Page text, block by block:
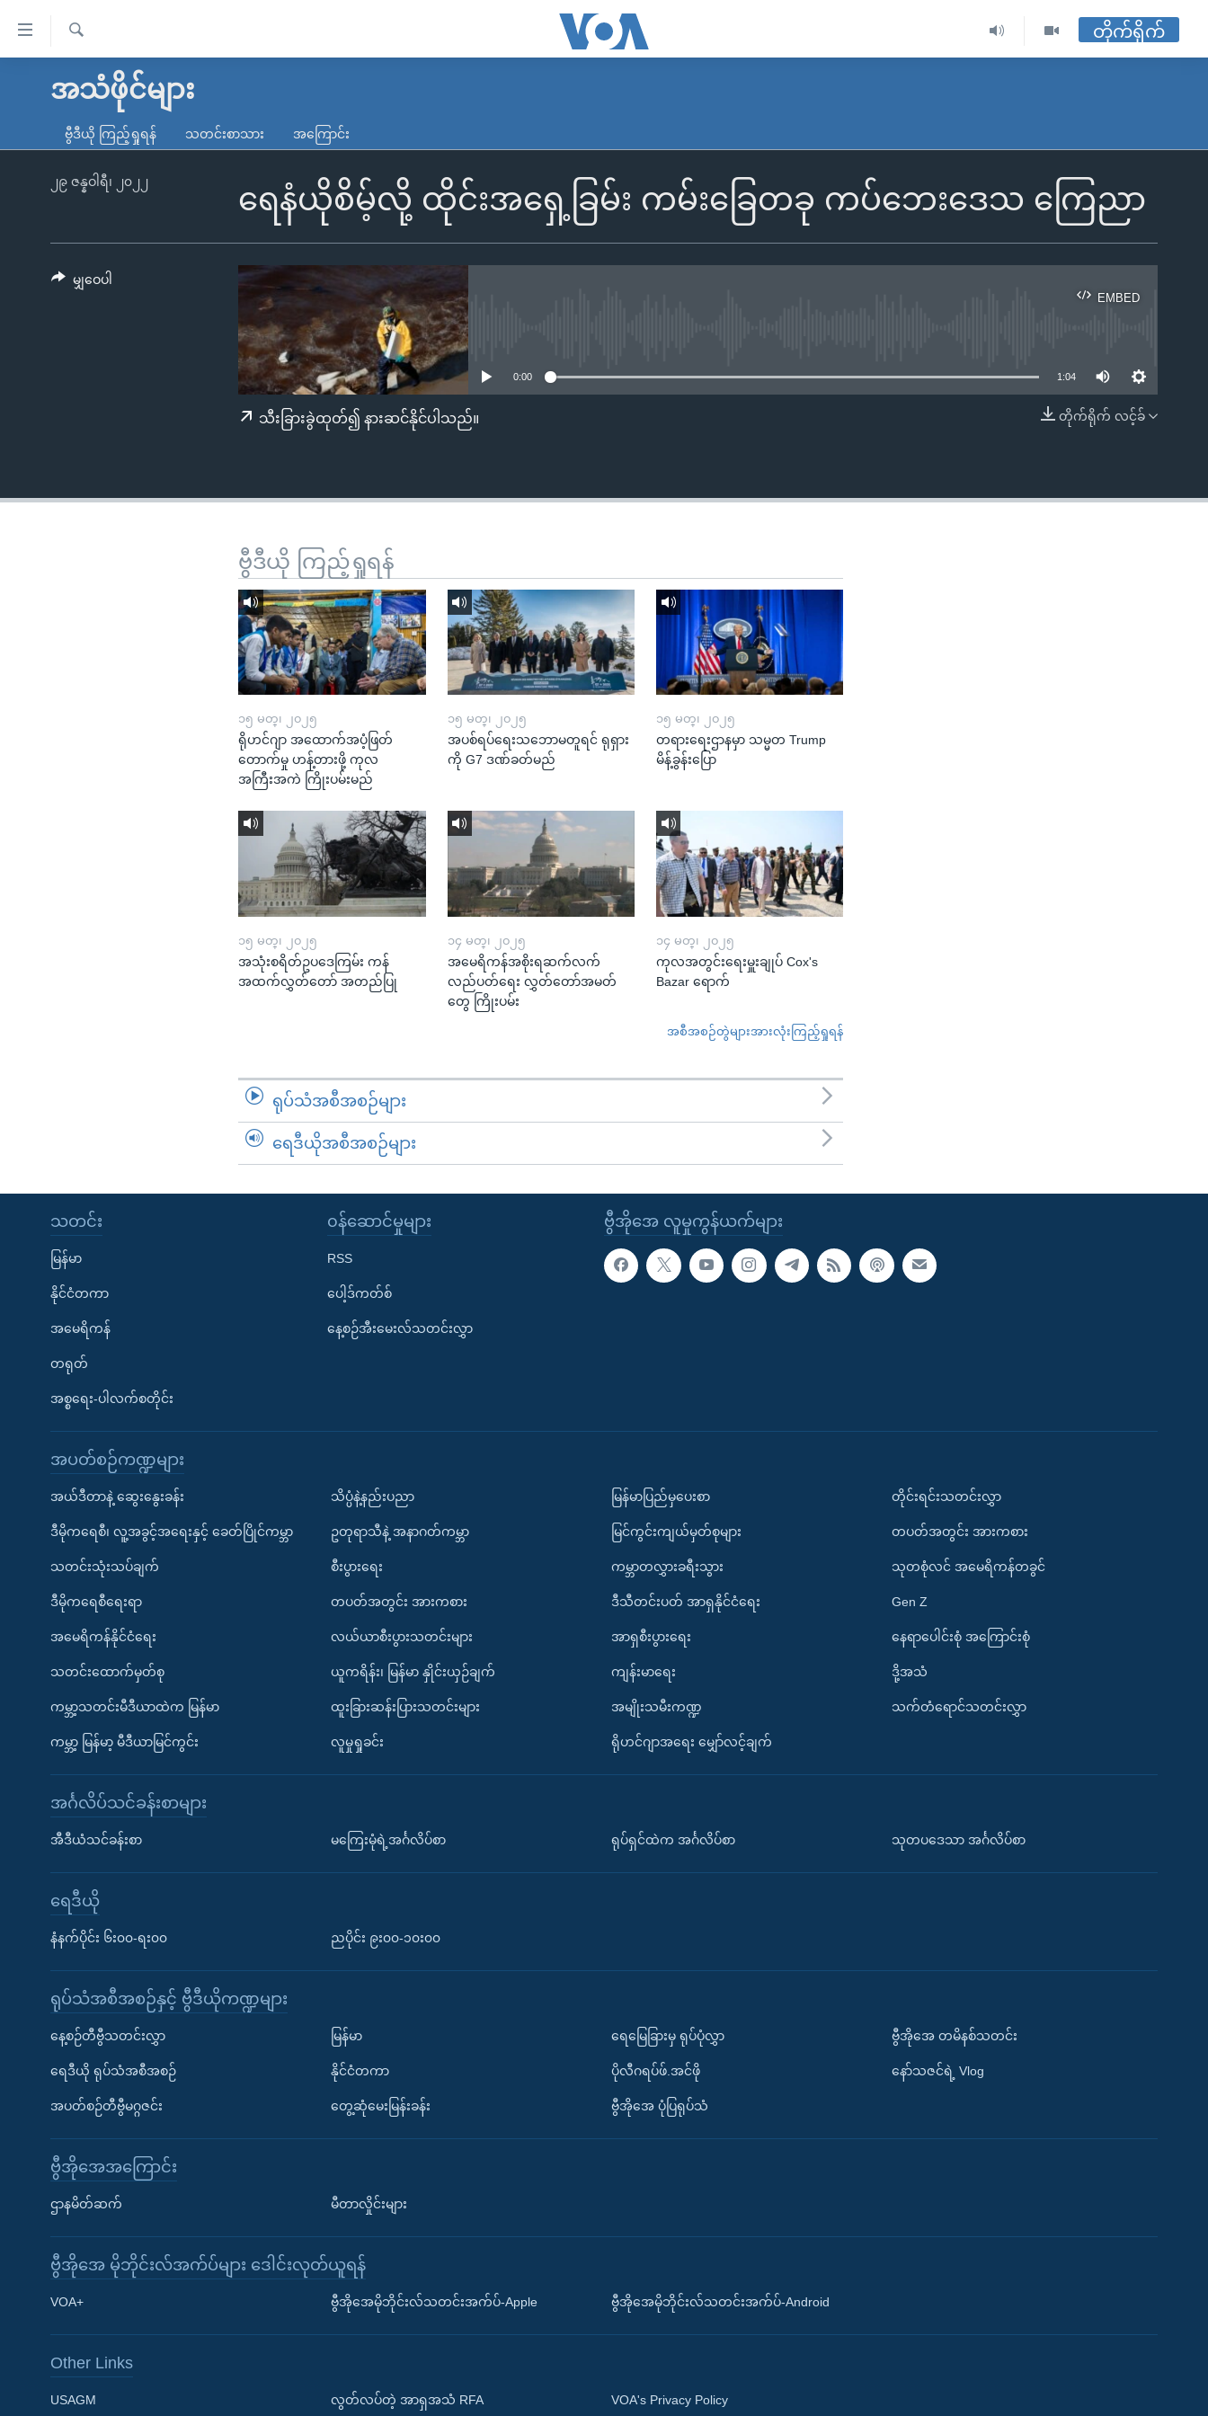
လွယ်ကူ
သည့်
ကျော်
မူလစာမျက်နှာ
ကမ္ဘာ့သတင်းများ
နိုင်ငံတကာ
တရုတ်
အစ္စရေး-ပါလက်စတိုင်း
ရပ်ဝန်းတခု လမ်းတခု အလွန်
အင်္ဂလိပ်စာလေ့လာမယ်
Learning English
ရ
တိုက်ရိုက်
အသံဖိုင်များ
ဗွီဒီယို ကြည့်ရှုရန် သတင်းစာသား အကြောင်း
ရေနံယိုစိမ့်လို့ ထိုင်းအရှေ့ခြမ်း ကမ်းခြေတခု ကပ်ဘေးဒေသ ကြေညာ
၂၉ ဇန္နဝါရီ၊ ၂၀၂၂
EMBED
EMBED
0:00 1:04
တိုက်ရိုက် လင့်ခ်
သီးခြားခွဲထုတ်၍ နားဆင်နိုင်ပါသည်။
မျှဝေပါ
ဗွီဒီယို ကြည့်ရှုရန်
၁၅ မတ္၊ ၂၀၂၅
ရိုဟင်ဂျာ အထောက်အပံ့ဖြတ်
တောက်မှု ဟန့်တားဖို့ ကုလ
အကြီးအကဲ ကြိုးပမ်းမည်
၁၅ မတ္၊ ၂၀၂၅
အပစ်ရပ်ရေးသဘောမတူရင် ရုရှား
ကို G7 ဒဏ်ခတ်မည်
၁၅ မတ္၊ ၂၀၂၅
တရားရေးဌာနမှာ သမ္မတ Trump
မိန့်ခွန်းပြော
၁၅ မတ္၊ ၂၀၂၅
အသုံးစရိတ်ဥပဒေကြမ်း ကန်
အထက်လွှတ်တော် အတည်ပြု
၁၄ မတ္၊ ၂၀၂၅
အမေရိကန်အစိုးရဆက်လက်
လည်ပတ်ရေး လွှတ်တော်အမတ်
တွေ ကြိုးပမ်း
၁၄ မတ္၊ ၂၀၂၅
ကုလအတွင်းရေးမှူးချုပ် Cox's
Bazar ရောက်
အစီအစဉ်တွဲများအားလုံးကြည့်ရှုရန်
ရုပ်သံအစီအစဉ်များ
ရေဒီယိုအစီအစဉ်များ
ဗွီအိုအေ လူမှုကွန်ယက်များ
သတင်း
မြန်မာ
နိုင်ငံတကာ
အမေရိကန်
တရုတ်
အစ္စရေး-ပါလက်စတိုင်း
၀န်ဆောင်မှုများ
RSS
ပေါ့ဒ်ကတ်စ်
နေ့စဉ်အီးမေးလ်သတင်းလွှာ
အပတ်စဉ်ကဏ္ဍများ
အယ်ဒီတာနဲ့ ဆွေးနွေးခန်း
ဒီမိုကရေစီ၊ လူ့အခွင့်အရေးနှင့် ခေတ်ပြိုင်ကမ္ဘာ
သတင်းသုံးသပ်ချက်
ဒီမိုကရေစီရေးရာ
အမေရိကန်နိုင်ငံရေး
သတင်းထောက်မှတ်စု
ကမ္ဘာ့သတင်းမီဒီယာထဲက မြန်မာ
ကမ္ဘာ့ မြန်မာ့ မီဒီယာမြင်ကွင်း
သိပ္ပံနဲ့နည်းပညာ
ဥတုရာသီနဲ့ အနာဂတ်ကမ္ဘာ
စီးပွားရေး
တပတ်အတွင်း အားကစား
လယ်ယာစီးပွားသတင်းများ
ယူကရိန်း၊ မြန်မာ နှိုင်းယှဉ်ချက်
ထူးခြားဆန်းပြားသတင်းများ
လူမှုရှုခင်း
မြန်မာပြည်မှပေးစာ
မြင်ကွင်းကျယ်မှတ်စုများ
ကမ္ဘာတလွှားခရီးသွား
ဒီသီတင်းပတ် အာရှနိုင်ငံရေး
အာရှစီးပွားရေး
ကျန်းမာရေး
အမျိုးသမီးကဏ္ဍ
ရိုဟင်ဂျာအရေး မျှော်လင့်ချက်
တိုင်းရင်းသတင်းလွှာ
တပတ်အတွင်း အားကစား
သုတစုံလင် အမေရိကန်တခွင်
Gen Z
နေရာပေါင်းစုံ အကြောင်းစုံ
ဒို့အသံ
သက်တံရောင်သတင်းလွှာ
အင်္ဂလိပ်သင်ခန်းစာများ
အီဒီယံသင်ခန်းစာ မကြေးမုံရဲ့အင်္ဂလိပ်စာ ရုပ်ရှင်ထဲက အင်္ဂလိပ်စာ သုတပဒေသာ အင်္ဂလိပ်စာ
ရေဒီယို
နံနက်ပိုင်း ၆း၀၀-ရး၀၀ ညပိုင်း ၉း၀၀-၁၀း၀၀
ရုပ်သံအစီအစဉ်နှင့် ဗွီဒီယိုကဏ္ဍများ
နေ့စဉ်တီဗွီသတင်းလွှာ
ရေဒီယို ရုပ်သံအစီအစဉ်
အပတ်စဉ်တီဗွီမဂ္ဂဇင်း
မြန်မာ
နိုင်ငံတကာ
တွေ့ဆုံမေးမြန်းခန်း
ရေမြေခြားမှ ရုပ်ပုံလွှာ
ပိုလီဂရပ်ဖ်.အင်ဖို
ဗွီအိုအေ ပုံပြရုပ်သံ
ဗွီအိုအေ တမိနစ်သတင်း
နော်သဇင်ရဲ့ Vlog
ဗွီအိုအေအကြောင်း
ဌာနမိတ်ဆက် မီတာလှိုင်းများ
ဗွီအိုအေ မိုဘိုင်းလ်အက်ပ်များ ဒေါင်းလုတ်ယူရန်
VOA+ ဗွီအိုအေမိုဘိုင်းလ်သတင်းအက်ပ်-Apple ဗွီအိုအေမိုဘိုင်းလ်သတင်းအက်ပ်-Android
Other Links
USAGM လွတ်လပ်တဲ့ အာရှအသံ RFA VOA's Privacy Policy